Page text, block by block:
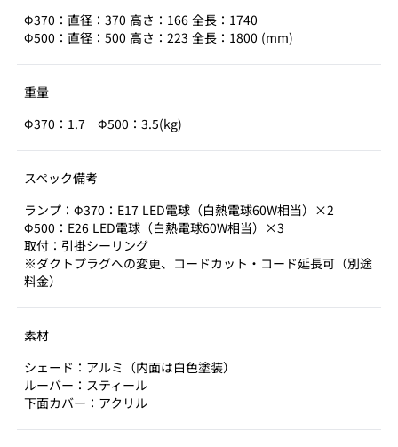
Φ370：直径：370 高さ：166 全長：1740
Φ500：直径：500 高さ：223 全長：1800 (mm)
重量
Φ370：1.7 Φ500：3.5(kg)
スペック備考
ランプ：Φ370：E17 LED電球（白熱電球60W相当）×2
Φ500：E26 LED電球（白熱電球60W相当）×3
取付：引掛シーリング
※ダクトプラグへの変更、コードカット・コード延長可（別途
料金）
素材
シェード：アルミ（内面は白色塗装）
ルーバー：スティール
下面カバー：アクリル